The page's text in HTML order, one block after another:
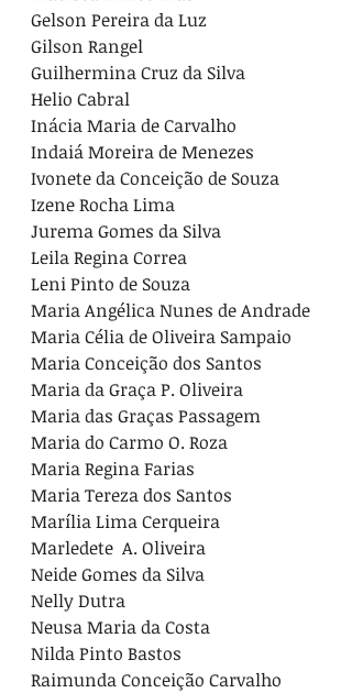
Gelson Pereira da Luz
Gilson Rangel
Guilhermina Cruz da Silva
Helio Cabral
Inácia Maria de Carvalho
Indaiá Moreira de Menezes
Ivonete da Conceição de Souza
Izene Rocha Lima
Jurema Gomes da Silva
Leila Regina Correa
Leni Pinto de Souza
Maria Angélica Nunes de Andrade
Maria Célia de Oliveira Sampaio
Maria Conceição dos Santos
Maria da Graça P. Oliveira
Maria das Graças Passagem
Maria do Carmo O. Roza
Maria Regina Farias
Maria Tereza dos Santos
Marília Lima Cerqueira
Marledete  A. Oliveira
Neide Gomes da Silva
Nelly Dutra
Neusa Maria da Costa
Nilda Pinto Bastos
Raimunda Conceição Carvalho